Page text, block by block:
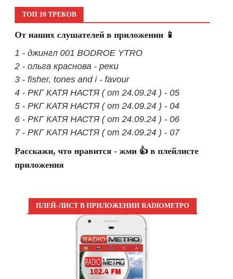
ТОП 10 ТРЕКОВ
От наших слушателей в приложении 📱
1 - джингл 001 BODROE YTRO
2 - ольга краснова - реки
3 - fisher, tones and i - favour
4 - РКГ КАТЯ НАСТЯ ( от 24.09.24 ) - 05
5 - РКГ КАТЯ НАСТЯ ( от 24.09.24 ) - 04
6 - РКГ КАТЯ НАСТЯ ( от 24.09.24 ) - 06
7 - РКГ КАТЯ НАСТЯ ( от 24.09.24 ) - 07
Расскажи, что нравится - жми 👍 в плейлисте
приложения
ПЛЕЙ-ЛИСТ В ПРИЛОЖЕНИИ RADIOМЕТРО